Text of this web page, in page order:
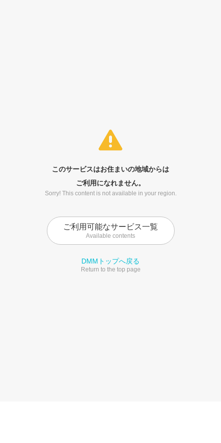
このサービスはお住まいの地域からは
ご利用になれません。
Sorry! This content is not available in your region.
ご利用可能なサービス一覧
Available contents
DMMトップへ戻る
Return to the top page